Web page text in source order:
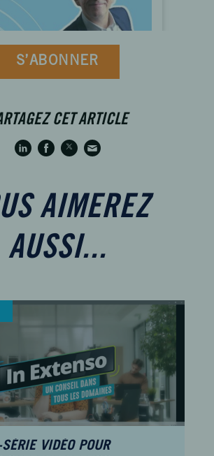
S’ABONNER
CET ARTICLE
AIMEREZ
AUSSI...
VIDÉO POUR